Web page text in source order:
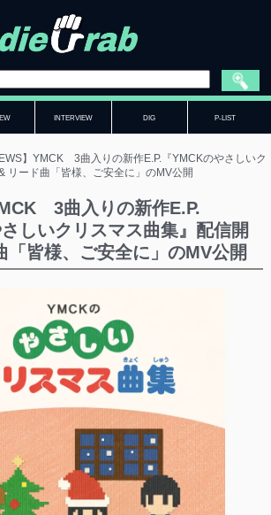
INTERVIEW DIG P-LIST
】YMCK 3曲入りの新作E.P.『YMCKのやさしいク
リード曲「皆様、ご安全に」のMV公開
3曲入りの新作E.P.
さしいクリスマス曲集』配信開
「皆様、ご安全に」のMV公開